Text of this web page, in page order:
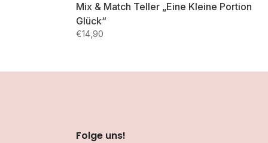
Mix & Match Teller „Eine Kleine Portion
Glück“
€14,90
Folge uns!